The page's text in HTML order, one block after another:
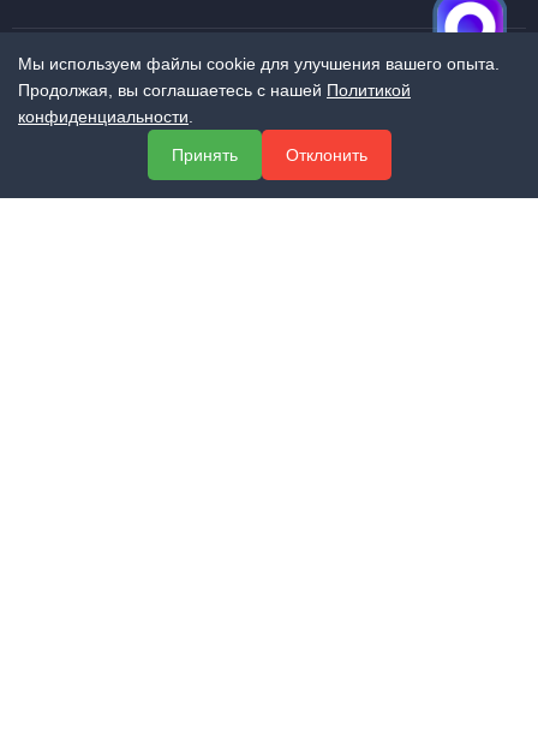
МЕНЮ
Мы используем файлы cookie для улучшения вашего опыта.
Продолжая, вы соглашаетесь с нашей Политикой
конфиденциальности
Принять
Отклонить